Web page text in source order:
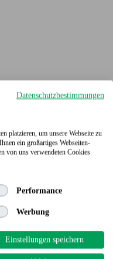
Datenschutzbestimmungen
platzieren, um unsere Webseite zu
ein großartiges Webseiten-
von uns verwendeten Cookies
Performance
Werbung
Einstellungen speichern